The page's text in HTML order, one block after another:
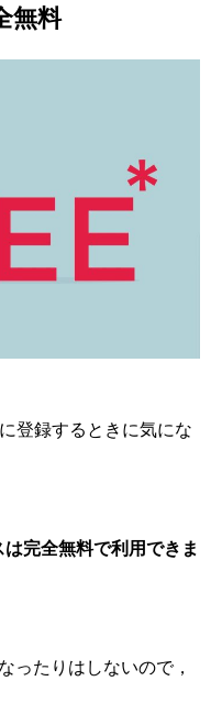
無料
登録するときに気にな
完全無料で利用できま
ったりはしないので，